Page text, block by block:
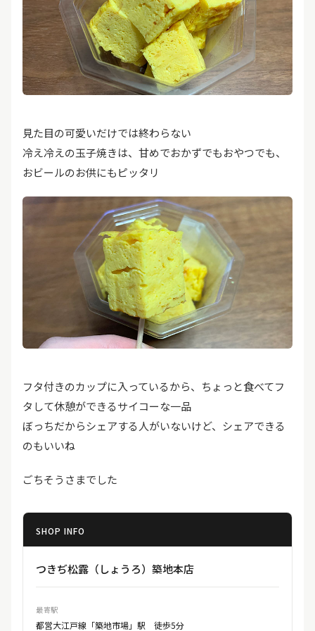
見た目の可愛いだけでは終わらない
冷え冷えの玉子焼きは、甘めでおかずでもおやつでも、
おビールのお供にもピッタリ
フタ付きのカップに入っているから、ちょっと食べてフ
タして休憩ができるサイコーな一品
ぼっちだからシェアする人がいないけど、シェアできる
のもいいね
ごちそうさまでした
SHOP INFO
つきぢ松露（しょうろ）築地本店
最寄駅
都営大江戸線「築地市場」駅 徒歩5分